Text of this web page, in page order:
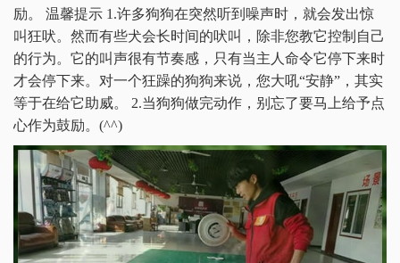
励。 温馨提示 1.许多狗狗在突然听到噪声时，就会发出惊
叫狂吠。然而有些犬会长时间的吠叫，除非您教它控制自己
的行为。它的叫声很有节奏感，只有当主人命令它停下来时
才会停下来。对一个狂躁的狗狗来说，您大吼“安静”，其实
等于在给它助威。 2.当狗狗做完动作，别忘了要马上给予点
心作为鼓励。(^^)